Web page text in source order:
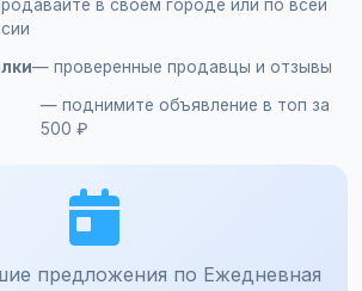
в своем городе или по всей
— проверенные продавцы и отзывы
— поднимите объявление в топ за
500 ₽
предложения по Ежедневная